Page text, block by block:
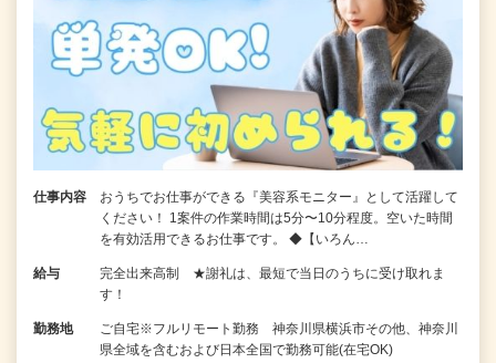
仕事内容
おうちでお仕事ができる『美容系モニター』として活躍して
ください！ 1案件の作業時間は5分〜10分程度。空いた時間
を有効活用できるお仕事です。 ◆【いろん…
給与
完全出来高制 ★謝礼は、最短で当日のうちに受け取れま
す！
勤務地
ご自宅※フルリモート勤務 神奈川県横浜市その他、神奈川
県全域を含むおよび日本全国で勤務可能(在宅OK)